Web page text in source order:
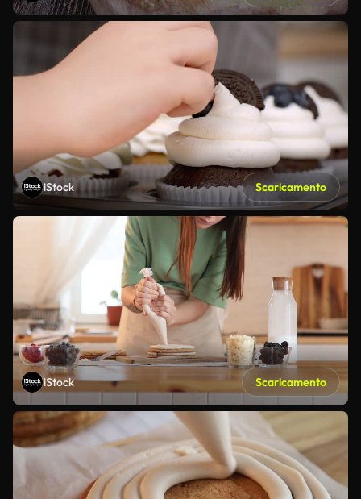
iStock Scaricamento
iStock Scaricamento